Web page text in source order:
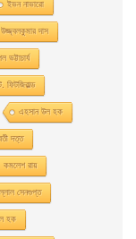
ইভন নাভারাে
উজ্জ্বলকুমার দাস
ভট্টাচার্য
এহসান উল হক
দত্ত
কমলেশ রায়
সেনগুপ্ত
হক